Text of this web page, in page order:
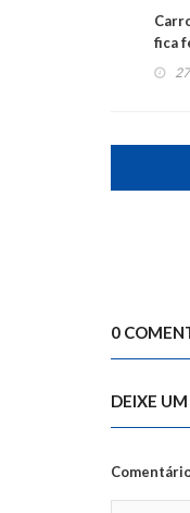
fica
0
DEIXE